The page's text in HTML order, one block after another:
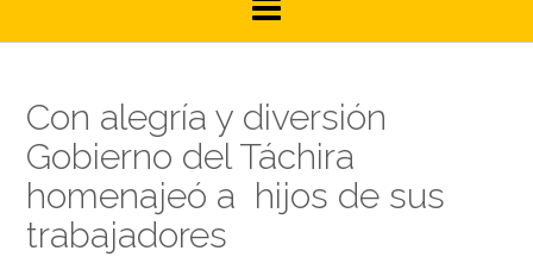
Con alegría y diversión
Gobierno del Táchira
homenajeó a hijos de sus
trabajadores